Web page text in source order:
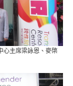
主席梁詠恩、 麥棨